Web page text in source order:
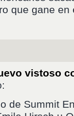
que gane
vistoso
de Summit